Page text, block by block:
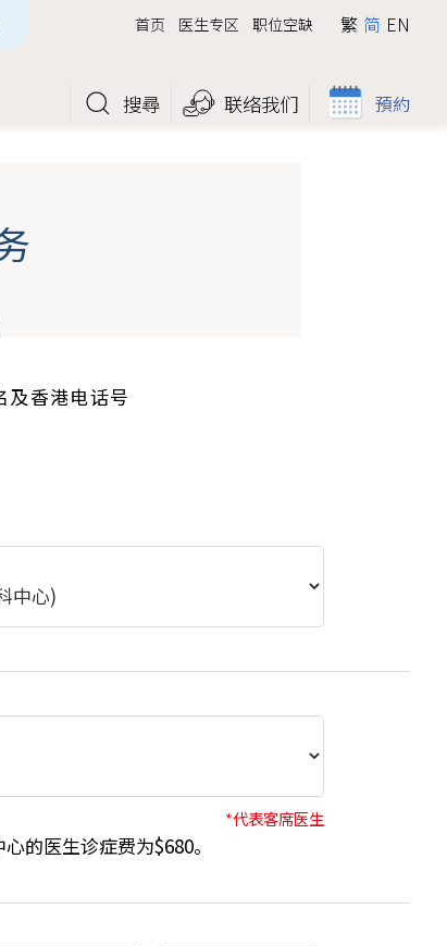
首页 医生专区 职位空缺 繁 简 EN
搜尋 联络我们 預約
及香港电话号
*代表客席医生
的医生诊症费为$680。